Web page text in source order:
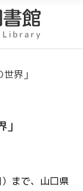
界」
まで、山口県